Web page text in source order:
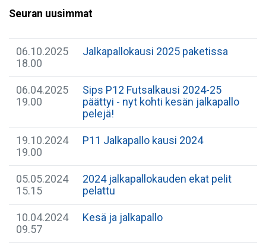
Seuran uusimmat
06.10.2025
18.00
Jalkapallokausi 2025 paketissa
06.04.2025
19.00
Sips P12 Futsalkausi 2024-25
päättyi - nyt kohti kesän jalkapallo
pelejä!
19.10.2024
19.00
P11 Jalkapallo kausi 2024
05.05.2024
15.15
2024 jalkapallokauden ekat pelit
pelattu
10.04.2024
09.57
Kesä ja jalkapallo